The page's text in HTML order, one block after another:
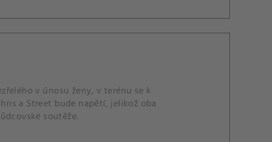
v únosu ženy, v terénu se k
a Street bude napětí, jelikož oba
soutěže.